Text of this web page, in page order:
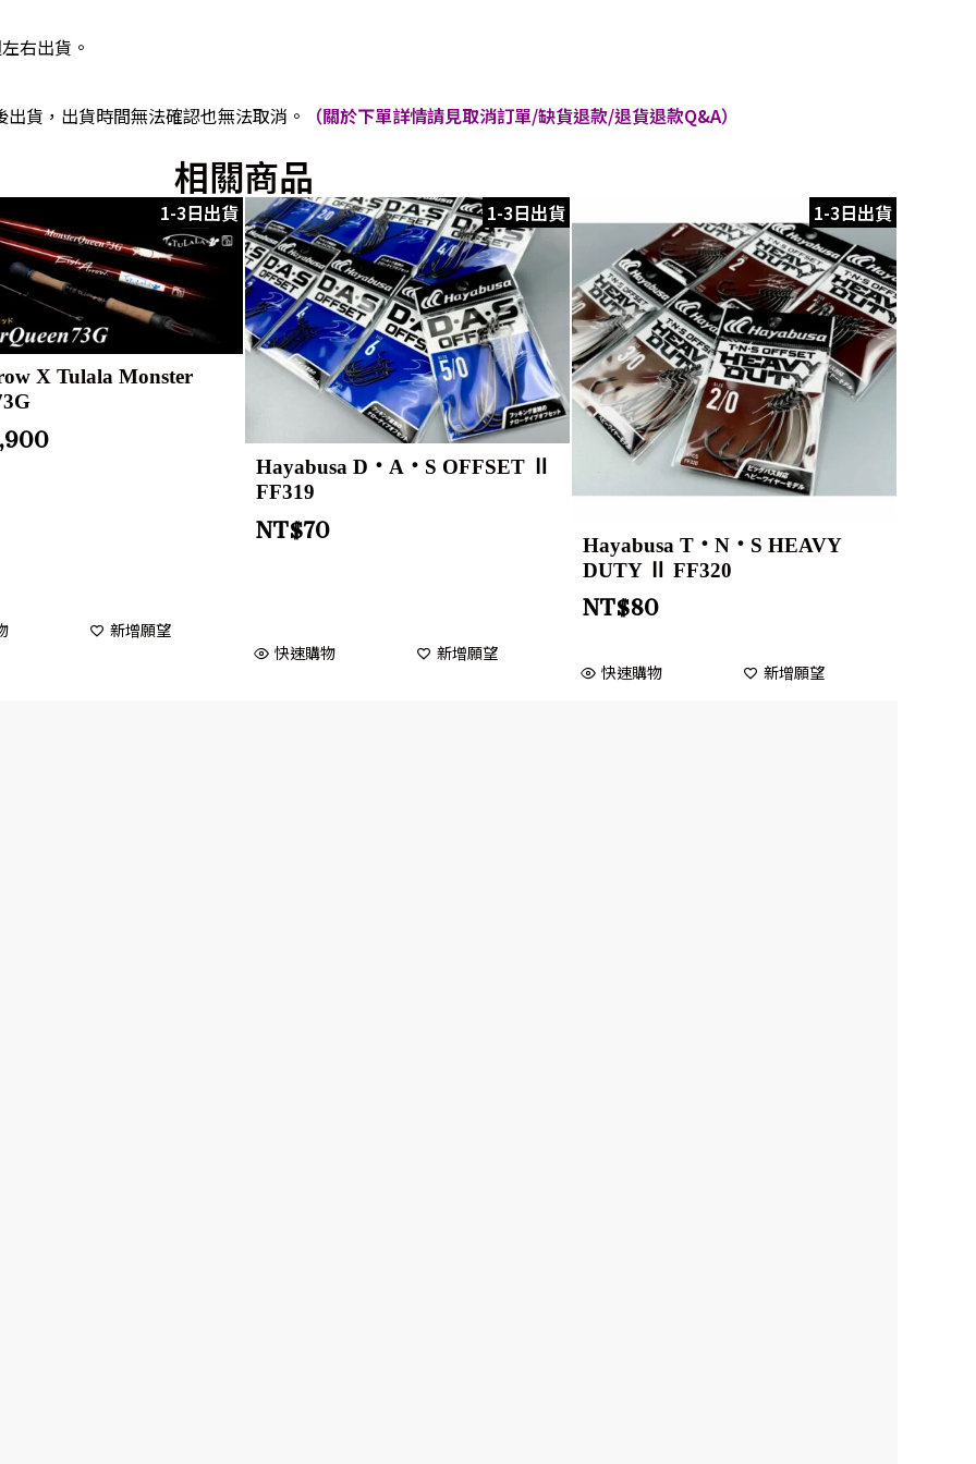
右出貨。
貨，出貨時間無法確認也無法取消。 （關於下單詳情請見取消訂單/缺貨退款/退貨退款Q&A）
相關商品
1-3日出貨
X Tulala Monster
新增願望
1-3日出貨
Hayabusa D・A・S OFFSET Ⅱ
FF319
NT$70
快速購物 新增願望
1-3日出貨
Hayabusa T・N・S HEAVY
DUTY Ⅱ FF320
NT$80
快速購物 新增願望